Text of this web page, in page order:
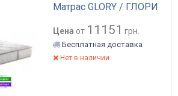
Матрас GLORY / ГЛОРИ
Цена от 11151 грн.
Бесплатная доставка
Нет в наличии